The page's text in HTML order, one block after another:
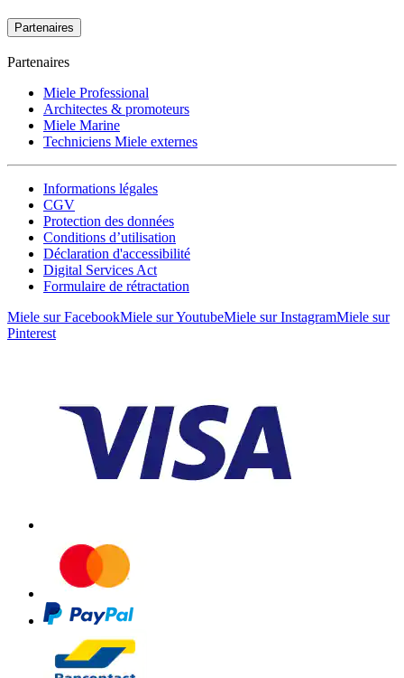
Partenaires
Partenaires
Miele Professional
Architectes & promoteurs
Miele Marine
Techniciens Miele externes
Informations légales
CGV
Protection des données
Conditions d’utilisation
Déclaration d'accessibilité
Digital Services Act
Formulaire de rétractation
Miele sur FacebookMiele sur YoutubeMiele sur InstagramMiele sur
Pinterest